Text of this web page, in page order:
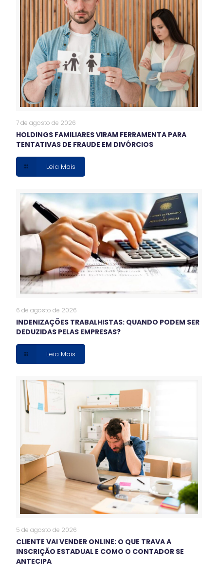
7 de agosto de 2026
HOLDINGS FAMILIARES VIRAM FERRAMENTA PARA
TENTATIVAS DE FRAUDE EM DIVÓRCIOS
Leia Mais
6 de agosto de 2026
INDENIZAÇÕES TRABALHISTAS: QUANDO PODEM SER
DEDUZIDAS PELAS EMPRESAS?
Leia Mais
5 de agosto de 2026
CLIENTE VAI VENDER ONLINE: O QUE TRAVA A
INSCRIÇÃO ESTADUAL E COMO O CONTADOR SE
ANTECIPA